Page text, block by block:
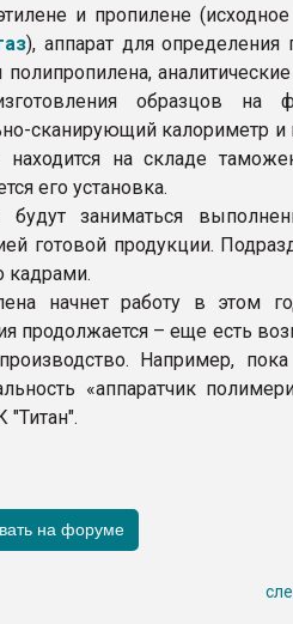
и пропилене
), аппарат для определения
образцов на
сканирующий калориметр и
находится на складе
его установка.
будут заниматься
готовой продукции.
кадрами.
начнет работу в этом
продолжается – еще есть
Например, пока
«аппаратчик